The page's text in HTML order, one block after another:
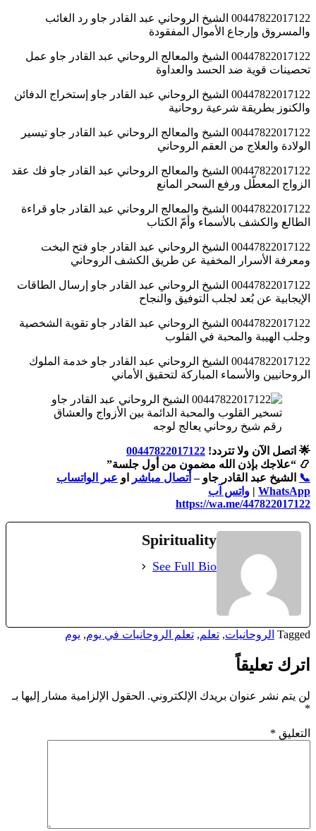
00447822017122 الشيخ الروحاني عبد القادر جاو رد الغائب
والمسروق وإرجاع الأموال المفقودة
00447822017122 الشيخ والمعالج الروحاني عبد القادر جاو عمل
تحصينات قوية ضد الحسد والعداوة
00447822017122 الشيخ الروحاني عبد القادر جاو إستخراج الدفائن
والكنوز بطريقة شرعية روحانية
00447822017122 الشيخ والمعالج الروحاني عبد القادر جاو تيسير
الولادة والعلاج من العقم الروحاني
00447822017122 الشيخ والمعالج الروحاني عبد القادر جاو فك عقد
الزواج المعطّل ورفع السحر المانع
00447822017122 الشيخ والمعالج الروحاني عبد القادر جاو قراءة
الطالع والكشف بالأسماء وأمّ الكتاب
00447822017122 الشيخ الروحاني عبد القادر جاو فتح البخت
ومعرفة الأسرار المخفية عن طريق الكشف الروحاني
00447822017122 الشيخ الروحاني عبد القادر جاو إرسال الطاقات
الإيجابية عن بُعد لجلب التوفيق والنجاح
00447822017122 الشيخ الروحاني عبد القادر جاو تقوية الشخصية
وجلب الهيبة والمحبة في القلوب
00447822017122 الشيخ الروحاني عبد القادر جاو خدمة الملوك
الروحانيين والأسماء المباركة لتحقيق الأماني
رقم شيخ روحاني يعالج لوجه
🌟 اتصل الآن ولا تتردد! 00447822017122
📿 “علاجك بإذن الله مضمون من أول جلسة”
📞
الشيخ عبد القادر جاو – أتصال مباشر او عبر الواتساب
WhatsApp
| واتس آب
https://wa.me/447822017122
Spirituality
See Full Bio
Tagged الروحانيات, تعلم, تعلم الروحانيات في يوم, يوم
اترك تعليقاً
لن يتم نشر عنوان بريدك الإلكتروني. الحقول الإلزامية مشار إليها بـ
*
التعليق *